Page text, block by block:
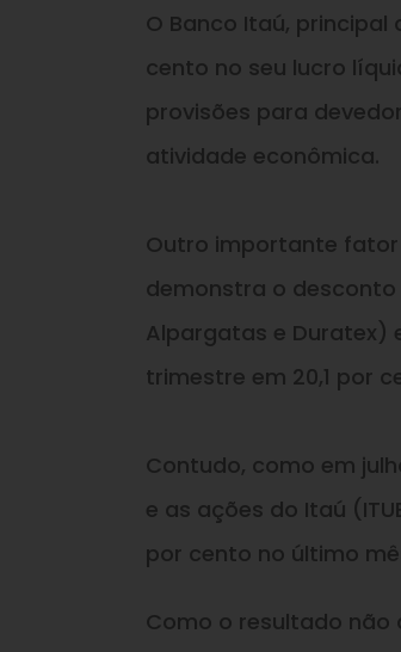
O Banco Itaú,
cento no seu lucro
provisões para
atividade econômica.
Outro importante fator
demonstra o
Alpargatas e Duratex)
trimestre em 20,1 por
Contudo, como em
e as ações do Itaú
por cento no último
Como o resultado não